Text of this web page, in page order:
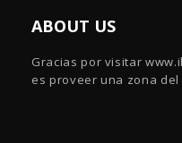
ABOUT US
Gracias por visitar
es proveer una zona